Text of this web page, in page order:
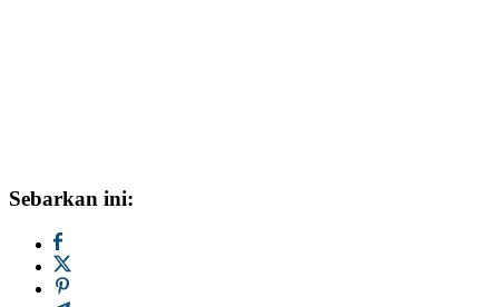
Sebarkan ini: